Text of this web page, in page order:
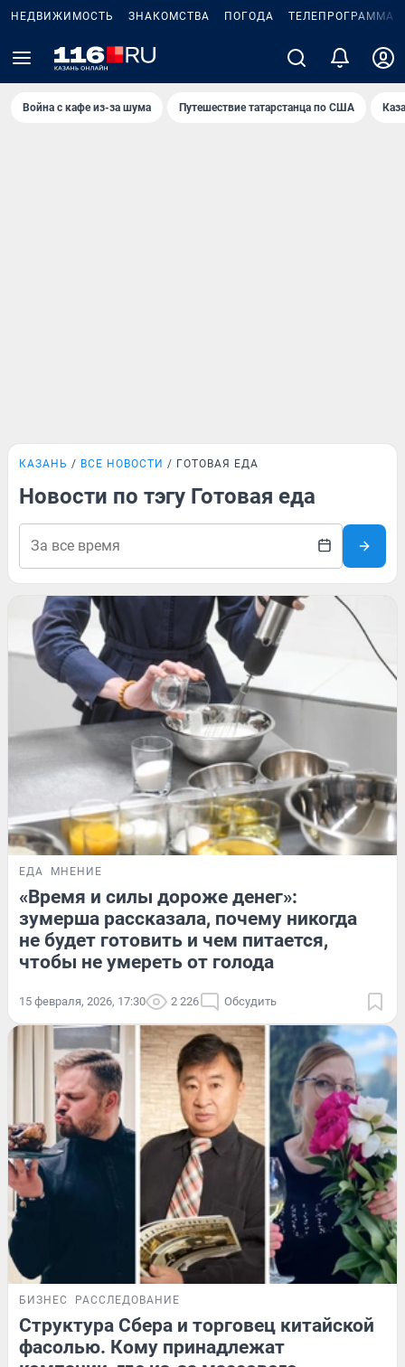
НЕДВИЖИМОСТЬ ЗНАКОМСТВА ПОГОДА ТЕЛЕПРОГРАММА
Война с кафе из-за шума Путешествие татарстанца по США
КАЗАНЬ ВСЕ НОВОСТИ ГОТОВАЯ ЕДА
Новости по тэгу Готовая еда
ЕДА МНЕНИЕ
«Время и силы дороже денег»:
зумерша рассказала, почему никогда
не будет готовить и чем питается,
чтобы не умереть от голода
15 февраля, 2026, 17:30 2 226 Обсудить
БИЗНЕС РАССЛЕДОВАНИЕ
Структура Сбера и торговец китайской
фасолью. Кому принадлежат